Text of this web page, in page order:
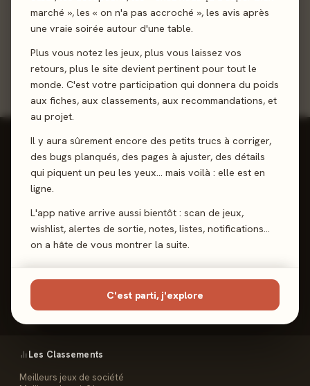
marché », les « on n'a pas accroché », les avis après
une vraie soirée autour d'une table.
Plus vous notez les jeux, plus vous laissez vos
retours, plus le site devient pertinent pour tout le
monde. C'est votre participation qui donnera du poids
aux fiches, aux classements, aux recommandations, et
au projet.
Il y aura sûrement encore des petits trucs à corriger,
des bugs planqués, des pages à ajuster, des détails
qui piquent un peu les yeux… mais voilà : elle est en
ligne.
L'app native arrive aussi bientôt : scan de jeux,
wishlist, alertes de sortie, notes, listes, notifications…
on a hâte de vous montrer la suite.
C'est parti, j'explore
Reviews, Avis & Tendances
Jeux de Société
Les Meeples
Contact
FAQ
Les Classements
Meilleurs jeux de société